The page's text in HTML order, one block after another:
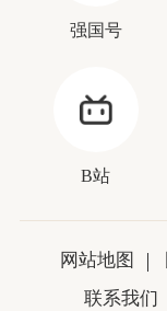
强国号
B站
网站地图
联系我们